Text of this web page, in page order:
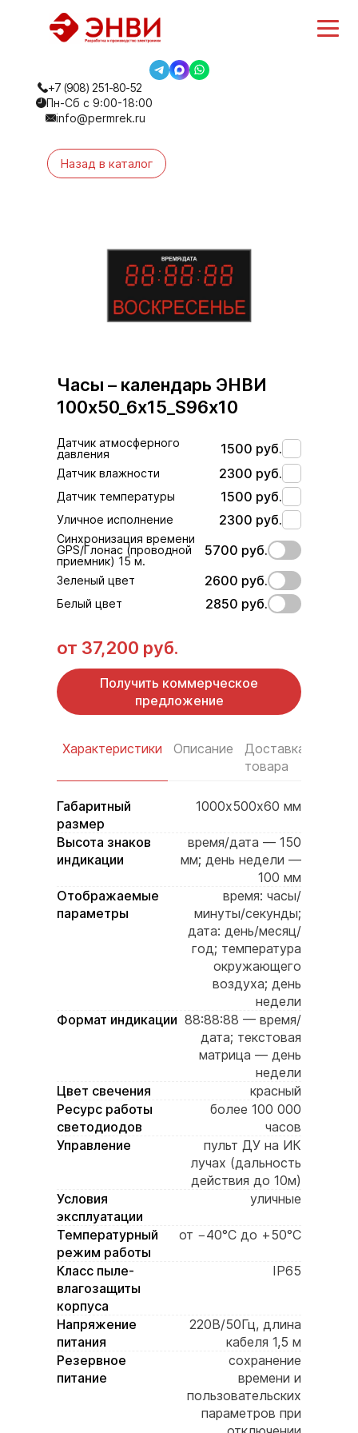
+7 (908) 251-80-52
Пн-Сб с 9:00-18:00
info@permrek.ru
Назад в каталог
Характеристики Описание
Доставка
товара
Габаритный
размер
1000х500х60 мм
Высота знаков
индикации
время/дата — 150
мм; день недели —
100 мм
Отображаемые
параметры
время: часы/
минуты/секунды;
дата: день/месяц/
год; температура
окружающего
воздуха; день
недели
Формат индикации 88:88:88 — время/
дата; текстовая
матрица — день
недели
Цвет свечения
красный
Ресурс работы
светодиодов
более 100 000
часов
Управление
пульт ДУ на ИК
лучах (дальность
действия до 10м)
Условия
эксплуатации
уличные
Температурный
режим работы
от −40°C до +50°C
Класс пыле-
влагозащиты
корпуса
IP65
Напряжение
питания
220В/50Гц, длина
кабеля 1,5 м
Резервное
питание
сохранение
времени и
пользовательских
параметров при
Часы – календарь ЭНВИ
100х50_6х15_S96х10
от 37,200 руб.
Получить коммерческое
предложение
Датчик атмосферного
давления
1500 руб.
Датчик влажности 2300 руб.
Датчик температуры 1500 руб.
Уличное исполнение 2300 руб.
Синхронизация времени
GPS/Глонас (проводной
приемник) 15 м.
5700 руб.
Зеленый цвет 2600 руб.
Белый цвет 2850 руб.